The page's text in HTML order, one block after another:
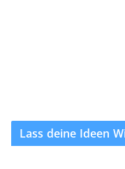
Lass deine Ideen